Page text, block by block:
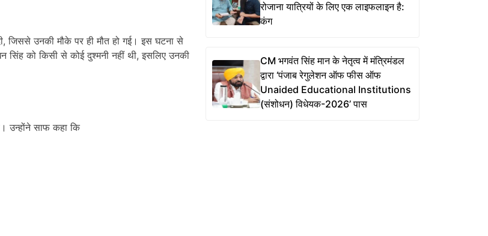
जिससे उनकी मौके पर ही मौत हो गई। इस घटना से
को किसी से कोई दुश्मनी नहीं थी, इसलिए उनकी
उन्होंने साफ कहा कि
रोजाना यात्रियों के लिए एक लाइफलाइन है:
कंग
CM भगवंत सिंह मान के नेतृत्व में मंत्रिमंडल
द्वारा ‘पंजाब रेगुलेशन ऑफ फीस ऑफ
Unaided Educational Institutions
(संशोधन) विधेयक-2026’ पास